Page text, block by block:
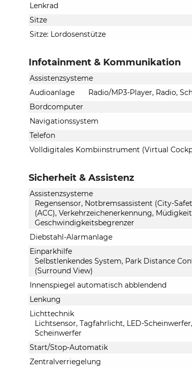
Lenkrad
Sitze
Sitze: Lordosenstütze
Infotainment & Kommunikation
Assistenzsysteme
Audioanlage
Radio/MP3-Player, Radio,
Bordcomputer
Navigationssystem
Telefon
Volldigitales Kombiinstrument (Virtual
Sicherheit & Assistenz
Assistenzsysteme
Regensensor, Notbremsassistent (City-
(ACC), Verkehrzeichenerkennung,
Geschwindigkeitsbegrenzer
Diebstahl-Alarmanlage
Einparkhilfe
Selbstlenkendes System, Park Distance
(Surround View)
Innenspiegel automatisch abblendend
Lenkung
Lichttechnik
Lichtsensor, Tagfahrlicht, LED-
Scheinwerfer
Start/Stop-Automatik
Zentralverriegelung